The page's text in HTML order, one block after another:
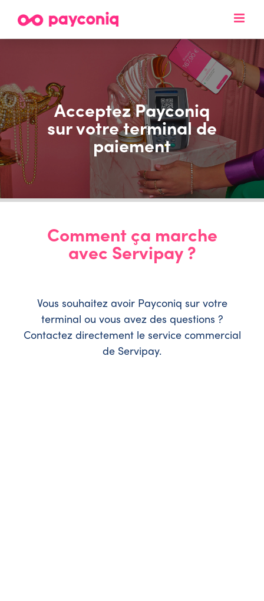
Acceptez Payconiq
sur votre terminal de
paiement
Comment ça marche
avec Servipay ?
Vous souhaitez avoir Payconiq sur votre
terminal ou vous avez des questions ?
Contactez directement le service commercial
de Servipay.